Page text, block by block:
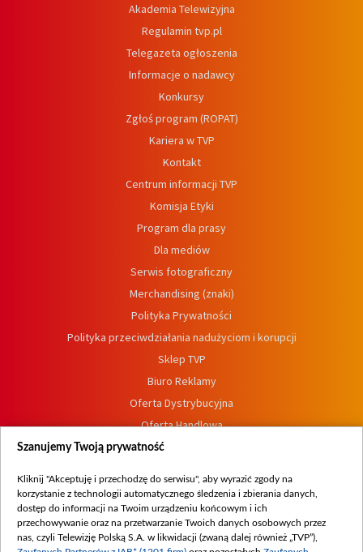
Akademia Telewizyjna
Regulamin tvp.pl
Telegazeta ogłoszenia
Informacje o nadawcy
Konkursy
Zgłoś program (ROPAT)
Kariera w TVP
Kontakt
Centrum informacji TVP
Komisja Etyki
Program dla prasy
Dla mediów
Serwis fotograficzny
Merchandising (znaki)
Polityka Prywatności
Polityka przeciwdziałania nadużyciom i korupcji
Sklep TVP
Biuro Reklamy
Oferta Dystrybucyjna
Oferta Handlowa
Dostępność
Procedura zgłoszeń wewnętrznych
Szanujemy Twoją prywatność
Kliknij "Akceptuję i przechodzę do serwisu", aby wyrazić zgody na
korzystanie z technologii automatycznego śledzenia i zbierania danych,
dostęp do informacji na Twoim urządzeniu końcowym i ich
przechowywanie oraz na przetwarzanie Twoich danych osobowych przez
nas, czyli Telewizję Polską S.A. w likwidacji (zwaną dalej również „TVP”),